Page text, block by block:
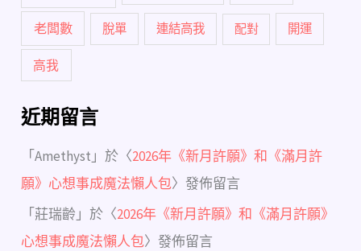
老闆數 脫單 連結高我 配對 開運
高我
近期留言
「Amethyst 」於〈2026年《新月許願》和《滿月許
願》心想事成魔法懶人包〉發佈留言
「莊瑞齡 」於〈2026年《新月許願》和《滿月許願》
心想事成魔法懶人包〉發佈留言